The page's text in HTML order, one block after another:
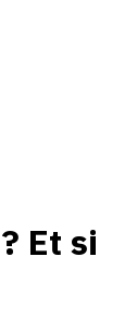
Et si